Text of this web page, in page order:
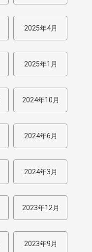
2025年4月
2025年1月
2024年10月
2024年6月
2024年3月
2023年12月
2023年9月